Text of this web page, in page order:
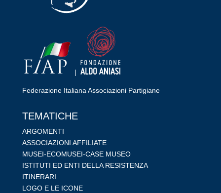
|
Federazione Italiana Associazioni Partigiane
TEMATICHE
ARGOMENTI
ASSOCIAZIONI AFFILIATE
MUSEI-ECOMUSEI-CASE MUSEO
ISTITUTI ED ENTI DELLA RESISTENZA
ITINERARI
LOGO E LE ICONE
RIPRISTINA
-A 100% +A
Alto Contrasto
Modalità Scura
Disattiva Immagini
Evidenzia Link